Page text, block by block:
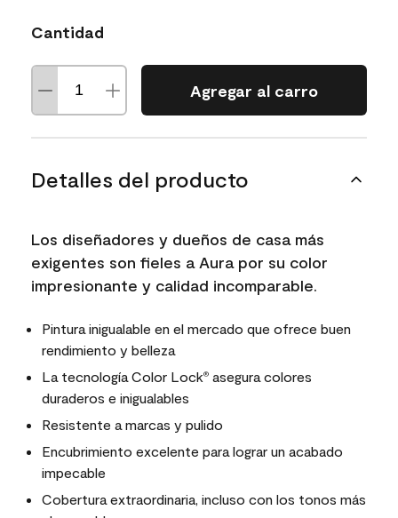
Cantidad
Agregar al carro
Detalles del producto
Los diseñadores y dueños de casa más
exigentes son fieles a Aura por su color
impresionante y calidad incomparable.
Pintura inigualable en el mercado que ofrece buen
rendimiento y belleza
La tecnología Color Lock® asegura colores
duraderos e inigualables
Resistente a marcas y pulido
Encubrimiento excelente para lograr un acabado
impecable
Cobertura extraordinaria, incluso con los tonos más